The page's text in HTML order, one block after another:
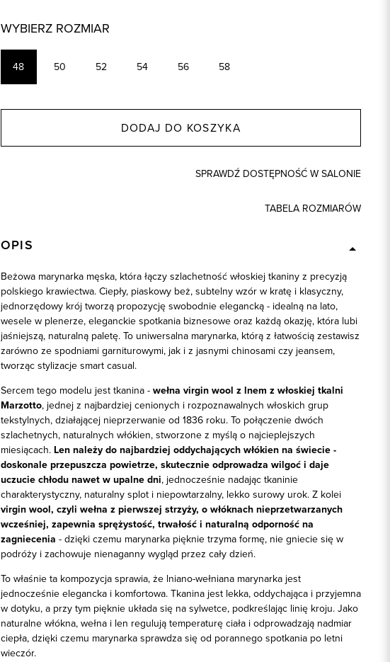
WYBIERZ ROZMIAR
48 50 52 54 56 58
DODAJ DO KOSZYKA
SPRAWDŹ DOSTĘPNOŚĆ W SALONIE
TABELA ROZMIARÓW
OPIS
Beżowa marynarka męska, która łączy szlachetność włoskiej tkaniny z precyzją
polskiego krawiectwa. Ciepły, piaskowy beż, subtelny wzór w kratę i klasyczny,
jednorzędowy krój tworzą propozycję swobodnie elegancką - idealną na lato,
wesele w plenerze, eleganckie spotkania biznesowe oraz każdą okazję, która lubi
jaśniejszą, naturalną paletę. To uniwersalna marynarka, którą z łatwością zestawisz
zarówno ze spodniami garniturowymi, jak i z jasnymi chinosami czy jeansem,
tworząc stylizacje smart casual.
Sercem tego modelu jest tkanina -wełna virgin wool z lnem z włoskiej tkalni
Marzotto, jednej z najbardziej cenionych i rozpoznawalnych włoskich grup
tekstylnych, działającej nieprzerwanie od 1836 roku. To połączenie dwóch
szlachetnych, naturalnych włókien, stworzone z myślą o najcieplejszych
miesiącach. Len należy do najbardziej oddychających włókien na świecie -
doskonale przepuszcza powietrze, skutecznie odprowadza wilgoć i daje
uczucie chłodu nawet w upalne dni, jednocześnie nadając tkaninie
charakterystyczny, naturalny splot i niepowtarzalny, lekko surowy urok. Z kolei
virgin wool, czyli wełna z pierwszej strzyży, o włóknach nieprzetwarzanych
wcześniej, zapewnia sprężystość, trwałość i naturalną odporność na
zagniecenia - dzięki czemu marynarka pięknie trzyma formę, nie gniecie się w
podróży i zachowuje nienaganny wygląd przez cały dzień.
To właśnie ta kompozycja sprawia, że lniano-wełniana marynarka jest
jednocześnie elegancka i komfortowa. Tkanina jest lekka, oddychająca i przyjemna
w dotyku, a przy tym pięknie układa się na sylwetce, podkreślając linię kroju. Jako
naturalne włókna, wełna i len regulują temperaturę ciała i odprowadzają nadmiar
ciepła, dzięki czemu marynarka sprawdza się od porannego spotkania po letni
wieczór.